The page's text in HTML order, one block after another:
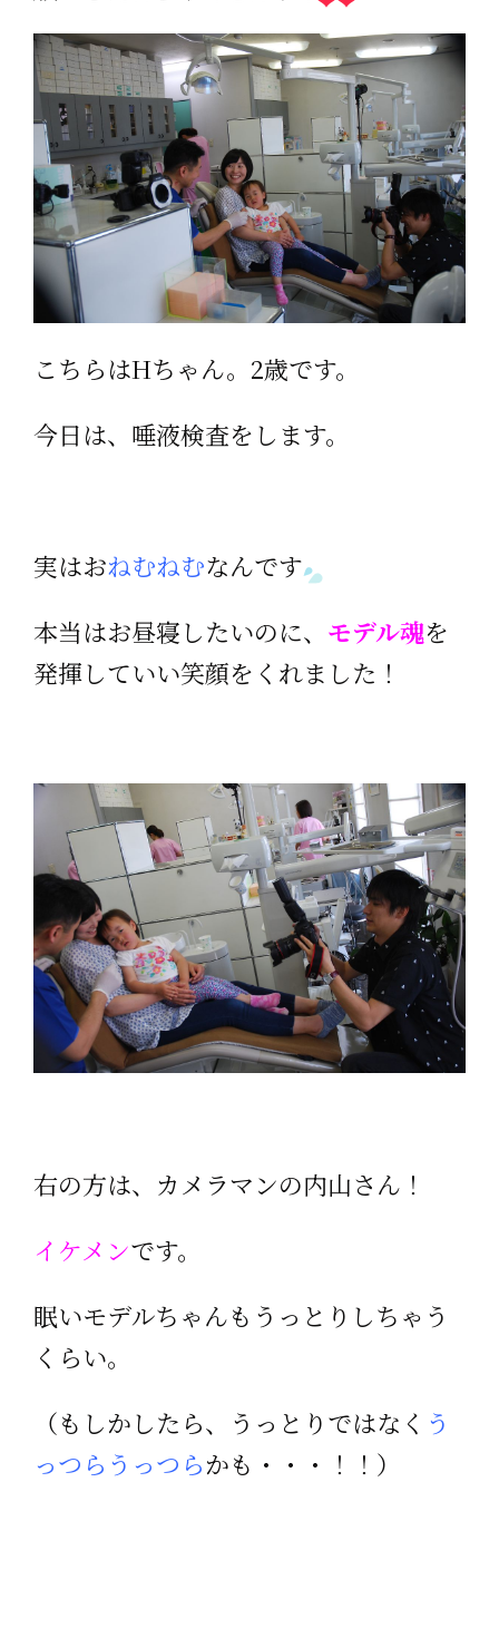
こちらはHちゃん。2歳です。
今日は、唾液検査をします。
実はおねむねむなんです
本当はお昼寝したいのに、 モデル魂を
発揮していい笑顔をくれました！
右の方は、カメラマンの内山さん！
イケメンです。
眠いモデルちゃんもうっとりしちゃう
くらい。
（もしかしたら、うっとりではなく う
っつらうっつらかも・・・！！）